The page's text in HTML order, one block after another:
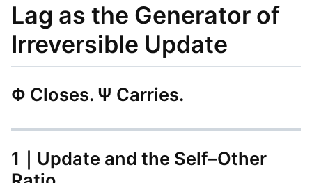
Lag as the Generator of
Irreversible Update
Φ Closes. Ψ Carries.
1｜Update and the Self–Other